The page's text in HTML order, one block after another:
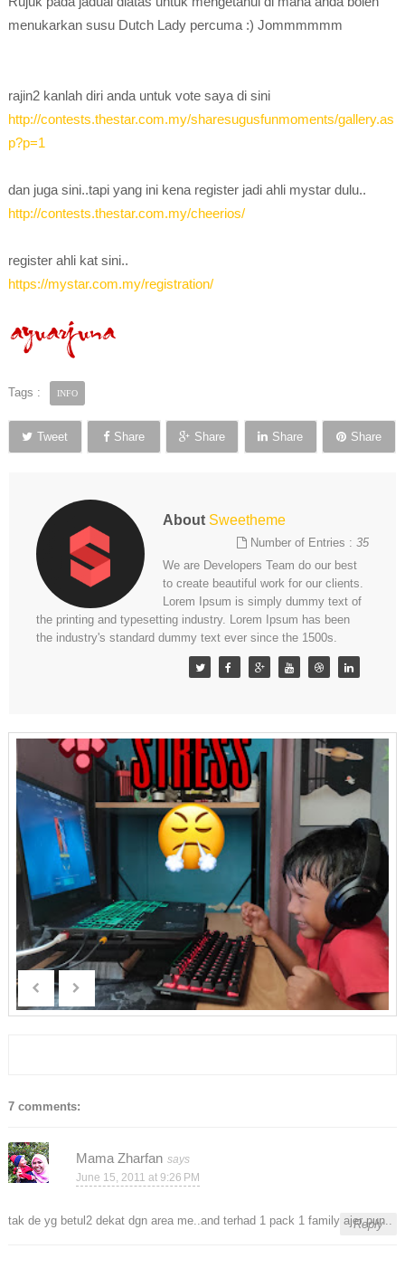
menukarkan susu Dutch Lady percuma :) Jommmmmm
rajin2 kanlah diri anda untuk vote saya di sini
http://contests.thestar.com.my/sharesugusfunmoments/gallery.as
p?p=1
dan juga sini..tapi yang ini kena register jadi ahli mystar dulu..
http://contests.thestar.com.my/cheerios/
register ahli kat sini..
https://mystar.com.my/registration/
Tags : INFO
Tweet Share Share Share Share
About Sweetheme
Number of Entries :35
We are Developers Team do our best
to create beautiful work for our clients.
Lorem Ipsum is simply dummy text of
the printing and typesetting industry. Lorem Ipsum has been
the industry's standard dummy text ever since the 1500s.
7 comments:
Mama Zharfan
June 15, 2011 at 9:26 PM
tak de yg betul2 dekat dgn area me..and terhad 1 pack 1 family ajer pun..
Reply